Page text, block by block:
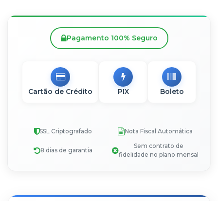
Pagamento 100% Seguro
Cartão de Crédito PIX Boleto
SSL Criptografado Nota Fiscal Automática
8 dias de garantia
Sem contrato de
fidelidade no plano mensal